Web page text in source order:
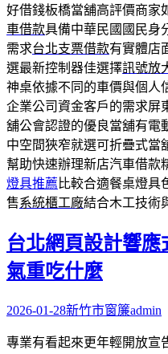
好借錢板橋當舖高評價商家
車借款具備中華民國國民身
需求台北支票借款有實體店
選最新控制器佳選擇訊號放
神桌依據不同的車價與個人
企業公司資金客戶的需求屏
舖公會認證的優良當舖有電
中空間狹窄就選可折疊式當
幫助快速辦理新店汽車借款
燈具推薦 比較合適餐桌燈具
售系統櫃工廠結合木工技術
台北網頁設計響
氣重吃什麼
2026-01-28新竹市窗簾admin
專業有看起來更年輕開放宣